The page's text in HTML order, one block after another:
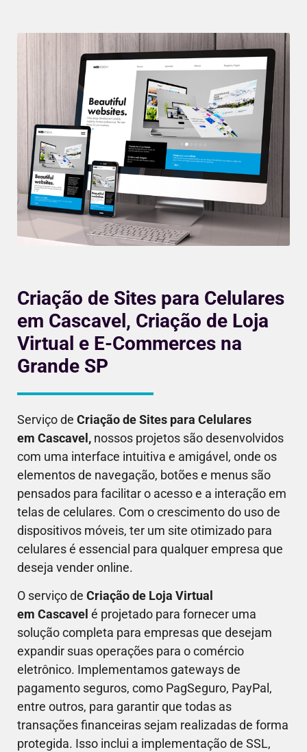
Criação de Sites para Celulares
em Cascavel, Criação de Loja
Virtual e E-Commerces na
Grande SP
Serviço de Criação de Sites para Celulares
em Cascavel, nossos projetos são desenvolvidos
com uma interface intuitiva e amigável, onde os
elementos de navegação, botões e menus são
pensados para facilitar o acesso e a interação em
telas de celulares. Com o crescimento do uso de
dispositivos móveis, ter um site otimizado para
celulares é essencial para qualquer empresa que
deseja vender online.
O serviço de Criação de Loja Virtual
em Cascavel é projetado para fornecer uma
solução completa para empresas que desejam
expandir suas operações para o comércio
eletrônico. Implementamos gateways de
pagamento seguros, como PagSeguro, PayPal,
entre outros, para garantir que todas as
transações financeiras sejam realizadas de forma
protegida. Isso inclui a implementação de SSL,